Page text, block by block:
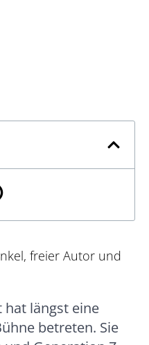
freier Autor und
längst eine
betreten. Sie